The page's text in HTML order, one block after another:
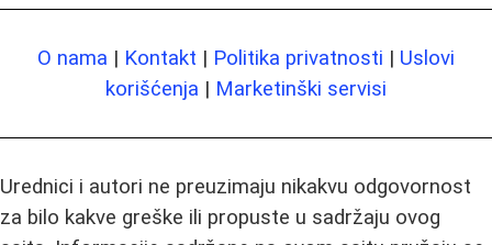
O nama | Kontakt | Politika privatnosti | Uslovi
korišćenja | Marketinški servisi
Urednici i autori ne preuzimaju nikakvu odgovornost
za bilo kakve greške ili propuste u sadržaju ovog